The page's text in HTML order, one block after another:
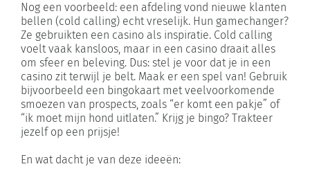
Nog een voorbeeld: een afdeling vond nieuwe klanten
bellen (cold calling) echt vreselijk. Hun gamechanger?
Ze gebruikten een casino als inspiratie. Cold calling
voelt vaak kansloos, maar in een casino draait alles
om sfeer en beleving. Dus: stel je voor dat je in een
casino zit terwijl je belt. Maak er een spel van! Gebruik
bijvoorbeeld een bingokaart met veelvoorkomende
smoezen van prospects, zoals “er komt een pakje” of
“ik moet mijn hond uitlaten.” Krijg je bingo? Trakteer
jezelf op een prijsje!
En wat dacht je van deze ideeën: